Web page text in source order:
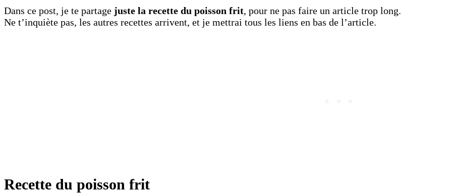
Dans ce post, je te partage juste la recette du poisson frit, pour ne pas faire un article trop long.
Ne t’inquiète pas, les autres recettes arrivent, et je mettrai tous les liens en bas de l’article.
Recette du poisson frit